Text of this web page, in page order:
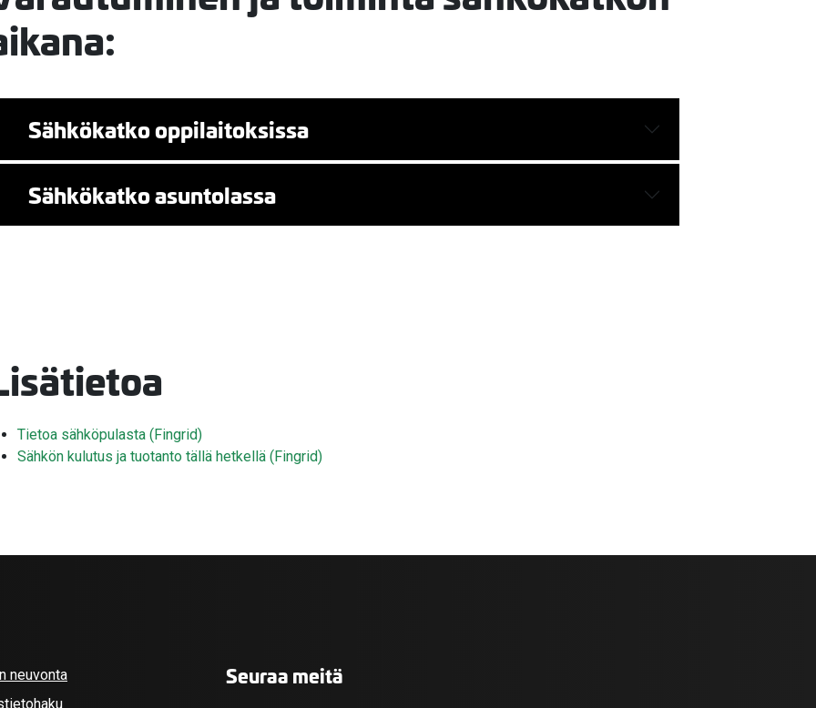
Sähkökatko oppilaitoksissa
Sähkökatko asuntolassa
Tietoa sähköpulasta (Fingrid)
Sähkön kulutus ja tuotanto tällä hetkellä (Fingrid)
neuvonta
Seuraa meitä